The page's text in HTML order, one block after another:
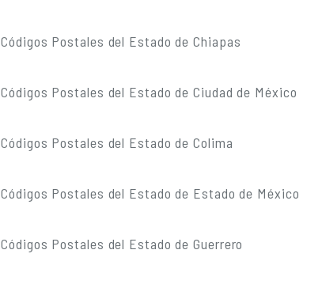
Códigos Postales del Estado de Chiapas
Códigos Postales del Estado de Ciudad de México
Códigos Postales del Estado de Colima
Códigos Postales del Estado de Estado de México
Códigos Postales del Estado de Guerrero